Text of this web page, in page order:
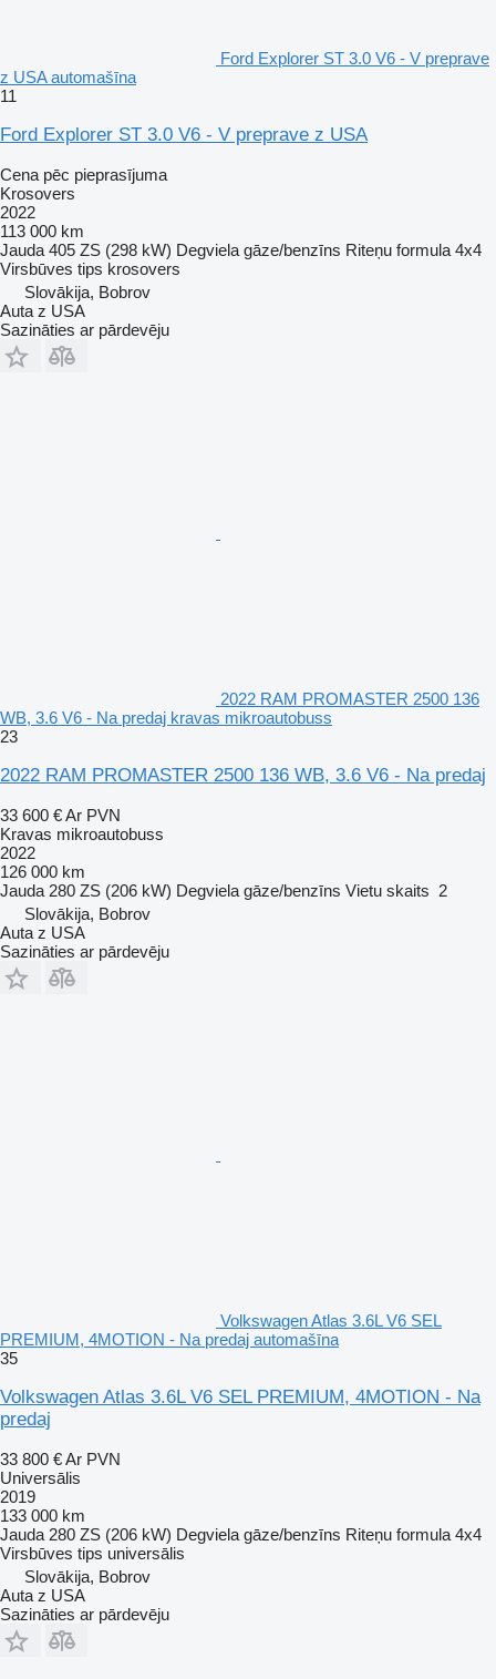
Ford Explorer ST 3.0 V6 - V preprave
z USA automašīna
11
Ford Explorer ST 3.0 V6 - V preprave z USA
Cena pēc pieprasījuma
Krosovers
2022
113 000 km
Jauda 405 ZS (298 kW) Degviela gāze/benzīns Riteņu formula 4x4
Virsbūves tips krosovers
Slovākija, Bobrov
Auta z USA
Sazināties ar pārdevēju
2022 RAM PROMASTER 2500 136
WB, 3.6 V6 - Na predaj kravas mikroautobuss
23
2022 RAM PROMASTER 2500 136 WB, 3.6 V6 - Na predaj
33 600 €Ar PVN
Kravas mikroautobuss
2022
126 000 km
Jauda 280 ZS (206 kW) Degviela gāze/benzīns Vietu skaits 2
Slovākija, Bobrov
Auta z USA
Sazināties ar pārdevēju
Volkswagen Atlas 3.6L V6 SEL
PREMIUM, 4MOTION - Na predaj automašīna
35
Volkswagen Atlas 3.6L V6 SEL PREMIUM, 4MOTION - Na
predaj
33 800 €Ar PVN
Universālis
2019
133 000 km
Jauda 280 ZS (206 kW) Degviela gāze/benzīns Riteņu formula 4x4
Virsbūves tips universālis
Slovākija, Bobrov
Auta z USA
Sazināties ar pārdevēju